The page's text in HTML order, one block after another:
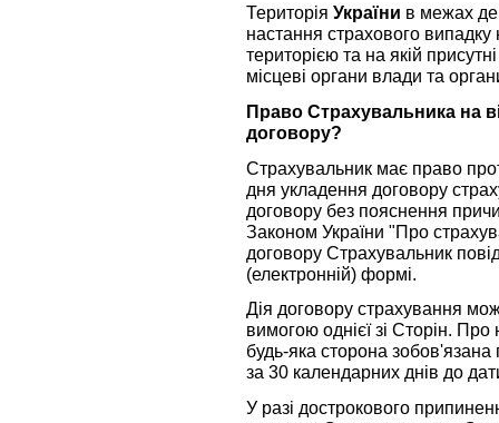
Територія України в межах
настання страхового
територією та на якій
місцеві органи влади та
Право Страхувальника на
договору?
Страхувальник має право
дня укладення договору
договору без пояснення
Законом України "Про
договору Страхувальник
(електронній) формі.
Дія договору страхування
вимогою однієї зі Сторін.
будь-яка сторона
за 30 календарних днів до
У разі дострокового